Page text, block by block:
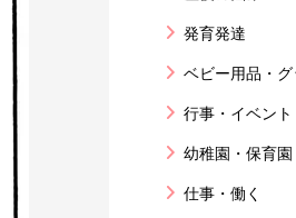
発育発達
ベビー用品・
行事・イベント
幼稚園・保育園
仕事・働く